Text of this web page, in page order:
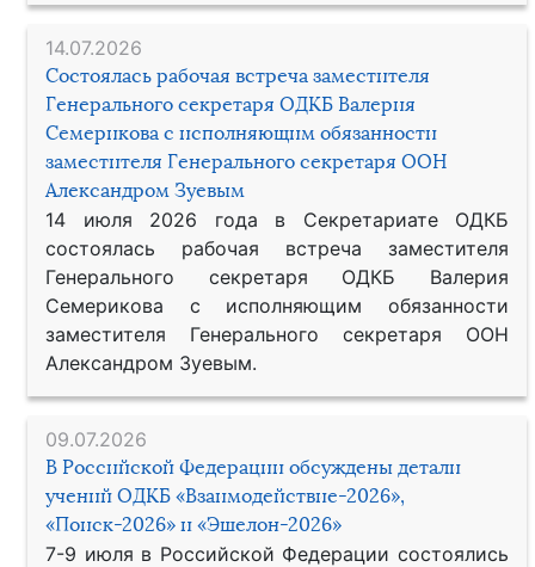
14.07.2026
Состоялась рабочая встреча заместителя
Генерального секретаря ОДКБ Валерия
Семерикова с исполняющим обязанности
заместителя Генерального секретаря ООН
Александром Зуевым
14 июля 2026 года в Секретариате ОДКБ
состоялась рабочая встреча заместителя
Генерального секретаря ОДКБ Валерия
Семерикова с исполняющим обязанности
заместителя Генерального секретаря ООН
Александром Зуевым.
09.07.2026
В Российской Федерации обсуждены детали
учений ОДКБ «Взаимодействие-2026»,
«Поиск-2026» и «Эшелон-2026»
7-9 июля в Российской Федерации состоялись